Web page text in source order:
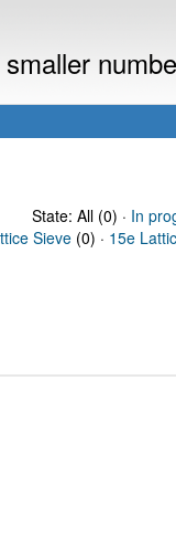
State: All (0) · In
Sieve (0) · 15e